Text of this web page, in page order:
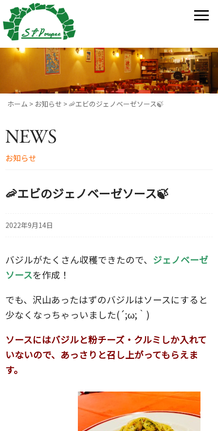
ホーム > お知らせ > 🦐エビのジェノベーゼソース🍃
NEWS
お知らせ
🦐エビのジェノベーゼソース🍃
2022年9月14日
バジルがたくさん収穫できたので、 ジェノベーゼ
ソースを作成！
でも、沢山あったはずのバジルはソースにすると
少なくなっちゃっいました(´;ω;｀)
ソースにはバジルと粉チーズ・クルミしか入れて
いないので、あっさりと召し上がってもらえま
す。